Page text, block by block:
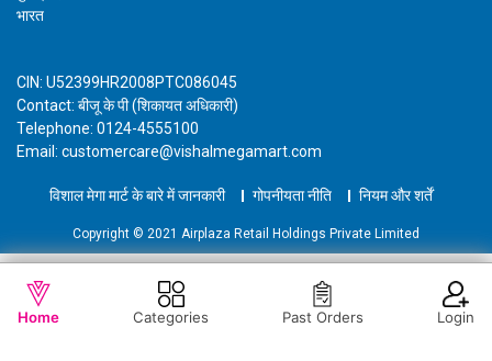
WISHLIST OUT OF STOCK
भारत
CIN: U52399HR2008PTC086045
Contact: बीजू के पी (शिकायत अधिकारी)
Telephone: 0124-4555100
Email: customercare@vishalmegamart.com
विशाल मेगा मार्ट के बारे में जानकारी गोपनीयता नीति नियम और शर्तें
Copyright © 2021 Airplaza Retail Holdings Private Limited
Home Categories Past Orders Login